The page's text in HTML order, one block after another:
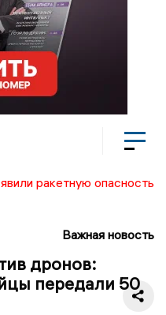
ракетную опасность
Важная новость
дронов:
передали 50